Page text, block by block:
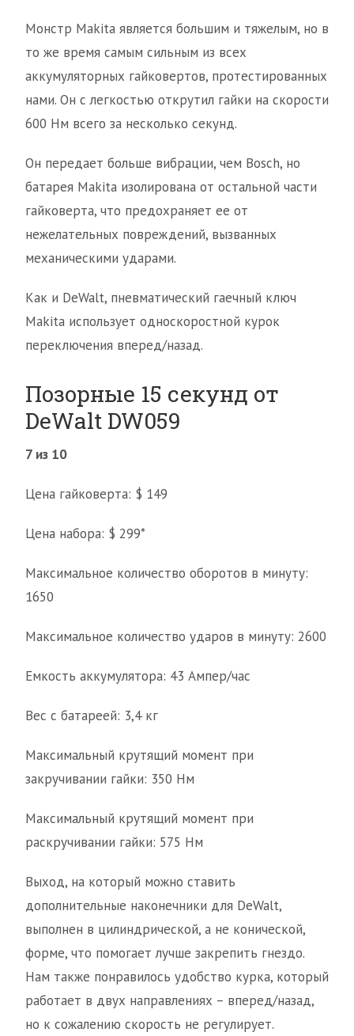
Монстр Makita является большим и тяжелым, но в
то же время самым сильным из всех
аккумуляторных гайковертов, протестированных
нами. Он с легкостью открутил гайки на скорости
600 Нм всего за несколько секунд.
Он передает больше вибрации, чем Bosch, но
батарея Makita изолирована от остальной части
гайковерта, что предохраняет ее от
нежелательных повреждений, вызванных
механическими ударами.
Как и DeWalt, пневматический гаечный ключ
Makita использует односкоростной курок
переключения вперед/назад.
Позорные 15 секунд от
DeWalt DW059
7 из 10
Цена гайковерта: $ 149
Цена набора: $ 299*
Максимальное количество оборотов в минуту:
1650
Максимальное количество ударов в минуту: 2600
Емкость аккумулятора: 43 Ампер/час
Вес с батареей: 3,4 кг
Максимальный крутящий момент при
закручивании гайки: 350 Нм
Максимальный крутящий момент при
раскручивании гайки: 575 Нм
Выход, на который можно ставить
дополнительные наконечники для DeWalt,
выполнен в цилиндрической, а не конической,
форме, что помогает лучше закрепить гнездо.
Нам также понравилось удобство курка, который
работает в двух направлениях – вперед/назад,
но к сожалению скорость не регулирует.